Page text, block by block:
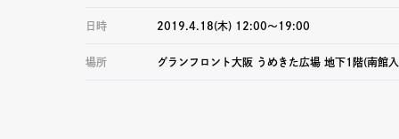
日時 2019.4.18(木) 12:00〜19:00
場所 グランフロント大阪 うめきた広場 地下1階(南館